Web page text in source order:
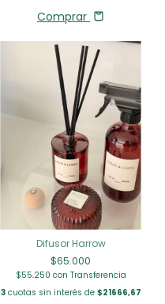
Comprar
Difusor Harrow
$65.000
$55.250 con Transferencia
3cuotas sin interés de $21666,67